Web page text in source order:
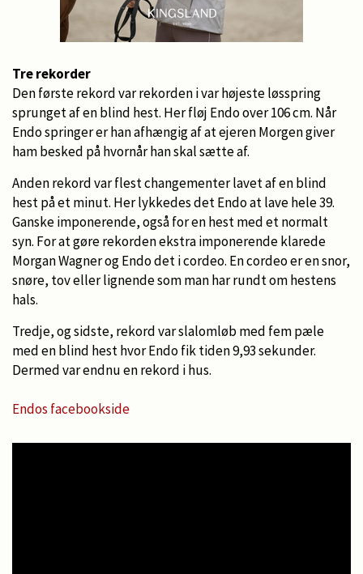
Tre rekorder
Den første rekord var rekorden i var højeste løsspring
sprunget af en blind hest. Her fløj Endo over 106 cm. Når
Endo springer er han afhængig af at ejeren Morgen giver
ham besked på hvornår han skal sætte af.
Anden rekord var flest changementer lavet af en blind
hest på et minut. Her lykkedes det Endo at lave hele 39.
Ganske imponerende, også for en hest med et normalt
syn. For at gøre rekorden ekstra imponerende klarede
Morgan Wagner og Endo det i cordeo. En cordeo er en snor,
snøre, tov eller lignende som man har rundt om hestens
hals.
Tredje, og sidste, rekord var slalomløb med fem pæle
med en blind hest hvor Endo fik tiden 9,93 sekunder.
Dermed var endnu en rekord i hus.
Endos facebookside